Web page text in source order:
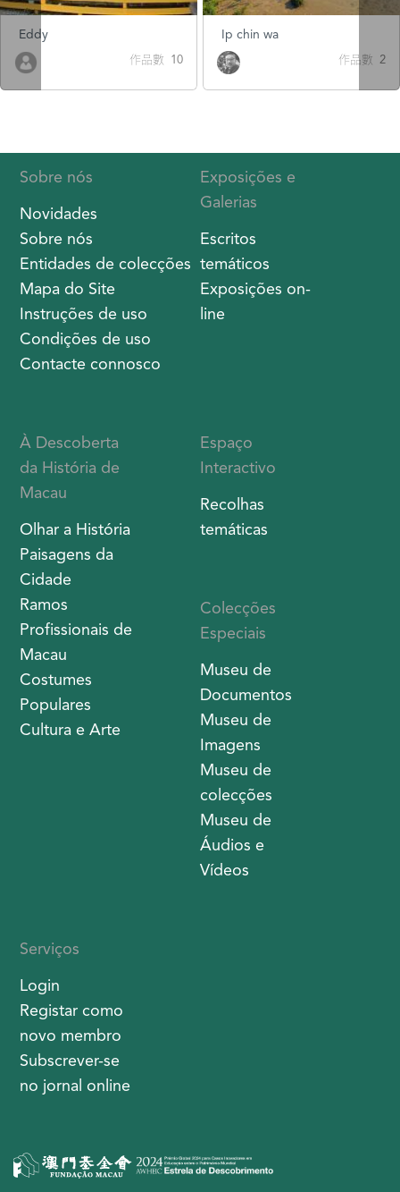
Eddy
作品數 10
Ip chin wa
作品數 2
Sobre nós
Novidades
Sobre nós
Entidades de colecções
Mapa do Site
Instruções de uso
Condições de uso
Contacte connosco
Exposições e
Galerias
Escritos
temáticos
Exposições on-
line
À Descoberta
da História de
Macau
Olhar a História
Paisagens da
Cidade
Ramos
Profissionais de
Macau
Costumes
Populares
Cultura e Arte
Espaço
Interactivo
Recolhas
temáticas
Colecções
Especiais
Museu de
Documentos
Museu de
Imagens
Museu de
colecções
Museu de
Áudios e
Vídeos
Serviços
Login
Registar como
novo membro
Subscrever-se
no jornal online